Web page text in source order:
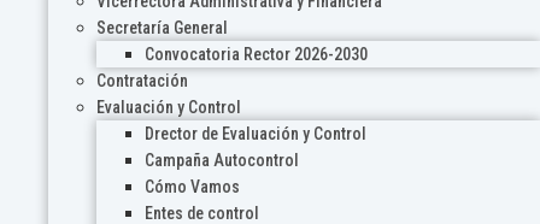
Secretaría General
Convocatoria Rector 2026-2030
Contratación
Evaluación y Control
Drector de Evaluación y Control
Campaña Autocontrol
Cómo Vamos
Entes de control